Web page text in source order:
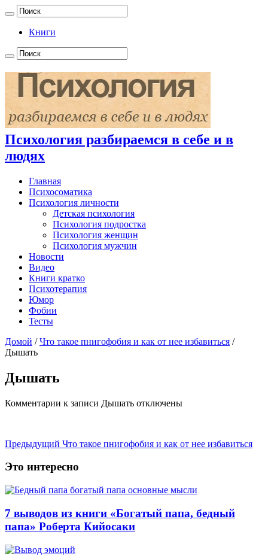
Книги
Психология разбираемся в себе и в
людях
Главная
Психосоматика
Психология личности
Детская психология
Психология подростка
Психология женщин
Психология мужчин
Новости
Видео
Книги кратко
Психотерапия
Юмор
Фобии
Тесты
Домой / Что такое пнигофобия и как от нее избавиться /
Дышать
Дышать
Комментарии к записи Дышать отключены
Предыдущий Что такое пнигофобия и как от нее избавиться
Это интересно
7 выводов из книги «Богатый папа, бедный
папа» Роберта Кийосаки